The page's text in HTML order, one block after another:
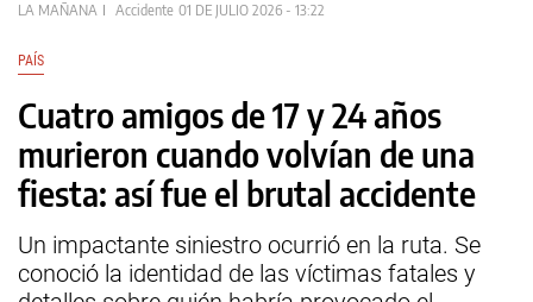
LA MAÑANA Accidente 01 DE JULIO 2026 - 13:22
PAÍS
Cuatro amigos de 17 y 24 años
murieron cuando volvían de una
fiesta: así fue el brutal accidente
Un impactante siniestro ocurrió en la ruta. Se
conoció la identidad de las víctimas fatales y